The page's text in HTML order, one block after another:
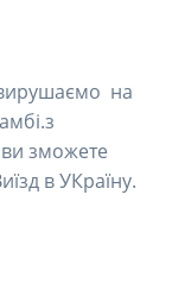
на
ви зможете
в УКраїну.